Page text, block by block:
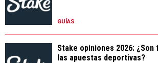
GUÍAS
Stake opiniones 2026:
las apuestas deportivas?